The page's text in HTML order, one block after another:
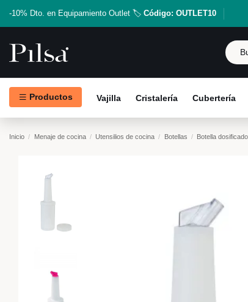
-10% Dto. en Equipamiento Outlet 🏷️ Código: OUTLET10
Productos Vajilla Cristalería Cubertería
Inicio Menaje de cocina Utensilios de cocina Botellas Botella